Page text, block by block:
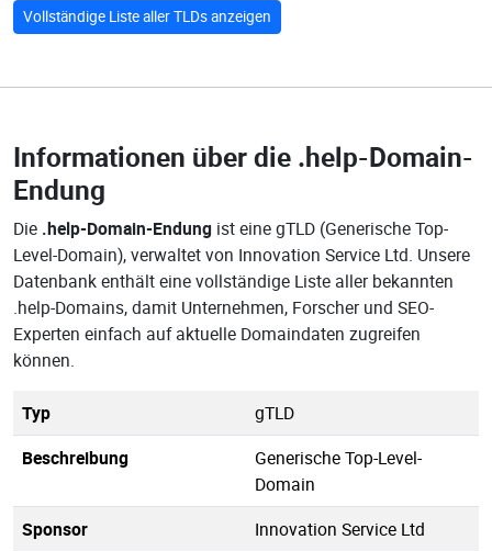
Vollständige Liste aller TLDs anzeigen
Informationen über die .help-Domain-
Endung
Die .help-Domain-Endung ist eine gTLD (Generische Top-
Level-Domain), verwaltet von Innovation Service Ltd. Unsere
Datenbank enthält eine vollständige Liste aller bekannten
.help-Domains, damit Unternehmen, Forscher und SEO-
Experten einfach auf aktuelle Domaindaten zugreifen
können.
Typ
gTLD
Beschreibung
Generische Top-Level-
Domain
Sponsor
Innovation Service Ltd